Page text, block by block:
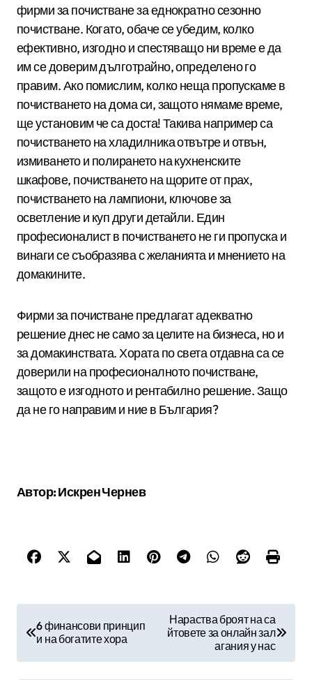
фирми за почистване за еднократно сезонно
почистване. Когато, обаче се убедим, колко
ефективно, изгодно и спестяващо ни време е да
им се доверим дълготрайно, определено го
правим. Ако помислим, колко неща пропускаме в
почистването на дома си, защото нямаме време,
ще установим че са доста! Такива например са
почистването на хладилника отвътре и отвън,
измиването и полирането на кухненските
шкафове, почистването на щорите от прах,
почистването на лампиони, ключове за
осветление и куп други детайли. Един
професионалист в почистването не ги пропуска и
винаги се съобразява с желанията и мнението на
домакините.
Фирми за почистване предлагат адекватно
решение днес не само за целите на бизнеса, но и
за домакинствата. Хората по света отдавна са се
доверили на професионалното почистване,
защото е изгодното и рентабилно решение. Защо
да не го направим и ние в България?
Автор: Искрен Чернев
в
6 финансови принцип
и на богатите хора
Нараства броят на са
йтовете за онлайн зал
агания у нас